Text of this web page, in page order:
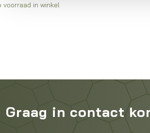
Shimano
Graag in contact